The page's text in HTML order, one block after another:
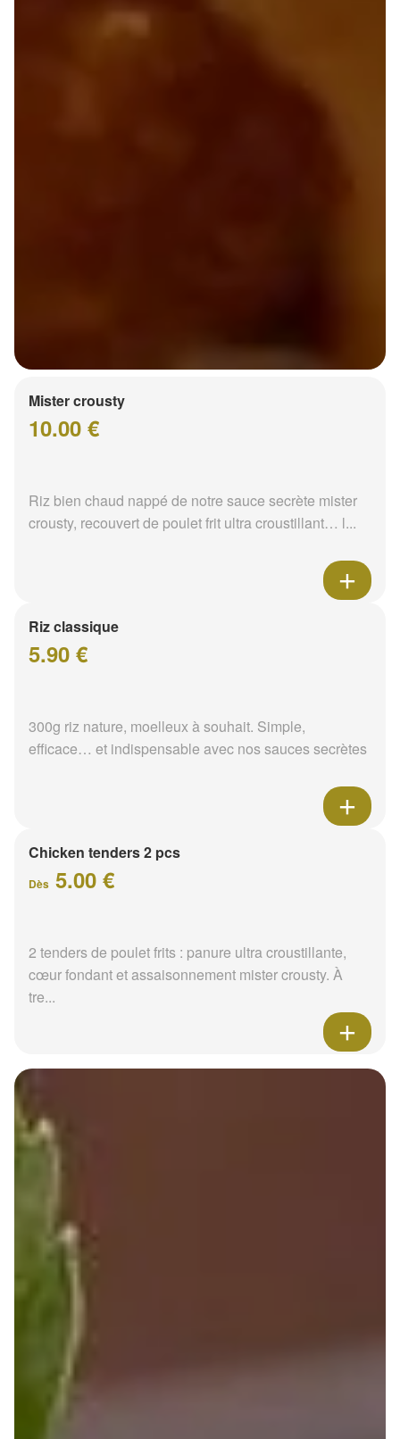
Mister crousty
10.00 €
Riz bien chaud nappé de notre sauce secrète mister
crousty, recouvert de poulet frit ultra croustillant… l...
Riz classique
5.90 €
300g riz nature, moelleux à souhait. Simple,
efficace… et indispensable avec nos sauces secrètes
Chicken tenders 2 pcs
Dès 5.00 €
2 tenders de poulet frits : panure ultra croustillante,
cœur fondant et assaisonnement mister crousty. À
tre...